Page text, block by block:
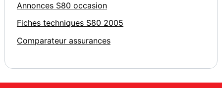
Annonces S80 occasion
Fiches techniques S80 2005
Comparateur assurances